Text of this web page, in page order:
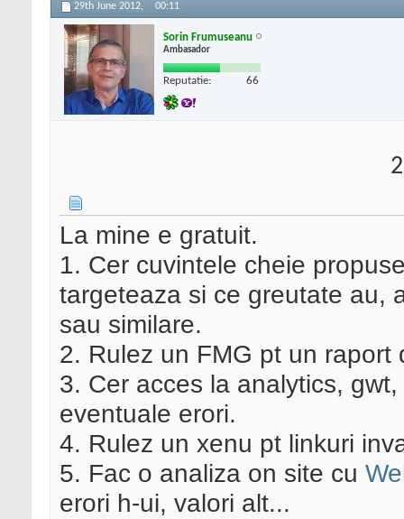
29th June 2012, 00:11
Sorin Frumuseanu
Ambasador
Reputatie: 66
La mine e gratuit.
1. Cer cuvintele cheie
targeteaza si ce greutate au,
sau similare.
2. Rulez un FMG pt un
3. Cer acces la analytics,
eventuale erori.
4. Rulez un xenu pt linkuri
5. Fac o analiza on site cu
erori h-ui, valori alt...